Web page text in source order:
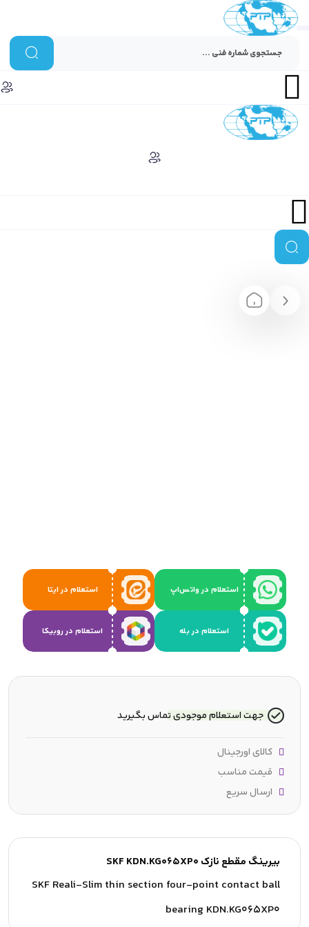
استعلام در واتس‌اپ استعلام در ایتا
استعلام در بله استعلام در روبیکا
بیرینگ مقطع نازک SKF KDN.KG065XP0
SKF Reali-Slim thin section four-point contact ball
bearing KDN.KG065XP0
جهت استعلام موجودی تماس بگیرید
کالای اورجینال
قیمت مناسب
ارسال سریع